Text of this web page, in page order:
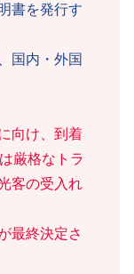
書を発行す
国内・外国
向け、到着
厳格なトラ
客の受入れ
最終決定さ